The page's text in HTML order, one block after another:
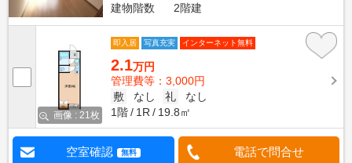
建物階数
2階建
画像 : 21枚
即入居 写真充実 インターネット無料
2.1万円
管理費等：3,000円
敷
なし 礼
なし
1階
1R 19.8㎡
空室確認 無料 電話で問合せ